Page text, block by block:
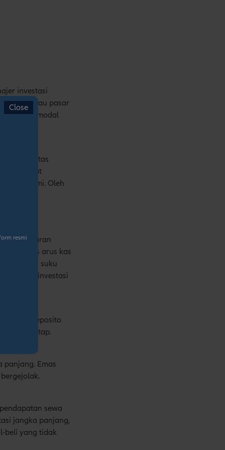
investasi
atau pasar
dengan modal
hak atas
sangat
ekonomi. Oleh
dan
pembayaran
stabilitas arus kas
karena suku
untuk investasi
Deposito
bunga tetap.
Emas
sewa
jangka panjang,
beli yang tidak
resmi
Close